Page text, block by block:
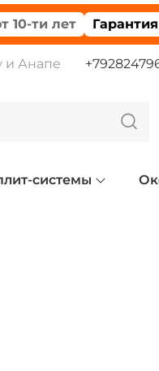
ти лет Гарантия
и Анапе
системы